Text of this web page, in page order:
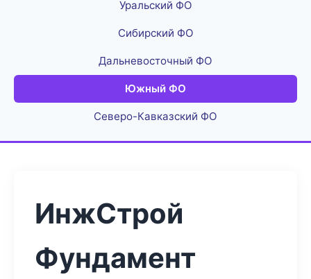
Уральский ФО
Сибирский ФО
Дальневосточный ФО
Южный ФО
Северо-Кавказский ФО
ИнжСтрой
Фундамент